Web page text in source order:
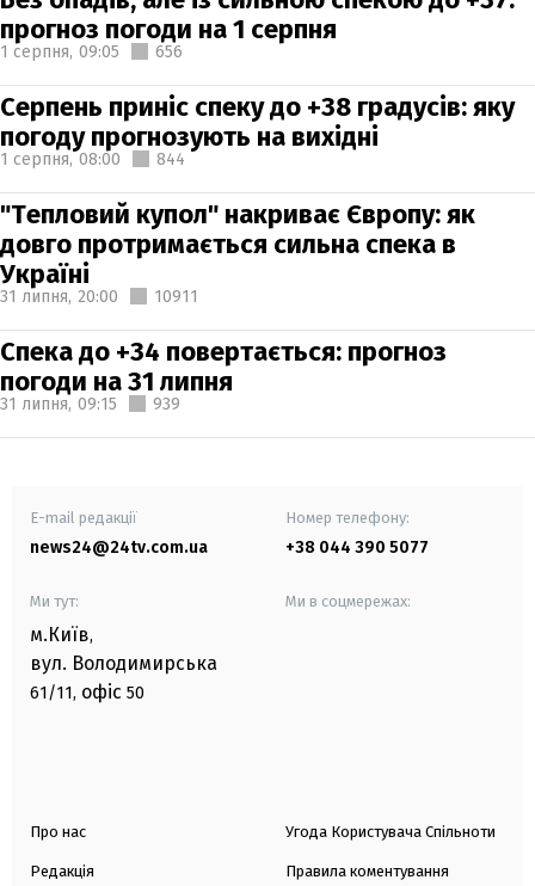
прогноз погоди на 1 серпня
1 серпня, 09:05 656
Серпень приніс спеку до +38 градусів: яку
погоду прогнозують на вихідні
1 серпня, 08:00 844
"Тепловий купол" накриває Європу: як
довго протримається сильна спека в
Україні
31 липня, 20:00 10911
Спека до +34 повертається: прогноз
погоди на 31 липня
31 липня, 09:15 939
E-mail редакції
news24@24tv.com.ua
Номер телефону:
+38 044 390 5077
Ми тут:
м.Київ,
вул. Володимирська
61/11, офіс 50
Ми в соцмережах:
Про нас
Редакція
Угода Користувача Спільноти
Правила коментування